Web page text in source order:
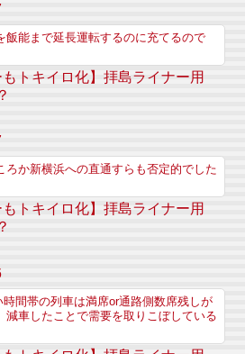
飯能まで延長運転するのに充てるので
もトキイロ化】拝島ライナー用
ろか新横浜への直通すらも否定的でした
もトキイロ化】拝島ライナー用
間帯の列車は満席or通路側数席残しが
減車したことで需要を取りこぼしている